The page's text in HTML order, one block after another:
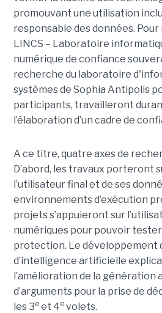
promouvant une utilisation
responsable des données.
LINCS – Laboratoire
numérique de confiance
recherche du laboratoire
systèmes de Sophia Antipolis
participants, travailleront
l’élaboration d’un cadre de
A ce titre, quatre axes de
D’abord, les travaux porteront
l’utilisateur final et de ses
environnements d’exécution
projets s’appuieront sur
numériques pour pouvoir
protection. Le développement
d’intelligence artificielle
l’amélioration de la génération
d’arguments pour la prise de
les 3eet 4evolets.